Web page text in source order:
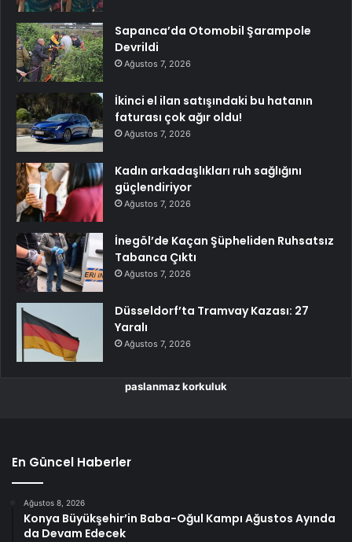
Sapanca’da Otomobil Şarampole
Devrildi
Ağustos 7, 2026
İkinci el ilan satışındaki bu hatanın
faturası çok ağır oldu!
Ağustos 7, 2026
Kadın arkadaşlıkları ruh sağlığını
güçlendiriyor
Ağustos 7, 2026
İnegöl’de Kaçan Şüpheliden Ruhsatsız
Tabanca Çıktı
Ağustos 7, 2026
Düsseldorf’ta Tramvay Kazası: 27
Yaralı
Ağustos 7, 2026
paslanmaz korkuluk
En Güncel Haberler
Ağustos 8, 2026
Konya Büyükşehir’in Baba-Oğul Kampı Ağustos Ayında
da Devam Edecek